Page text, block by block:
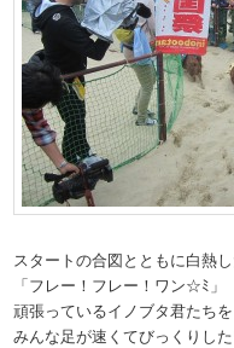
スタートの合図とともに白熱
「フレー！フレー！ワン☆ﾐ」
頑張っているイノブタ君たち
みんな足が速くてびっくりし